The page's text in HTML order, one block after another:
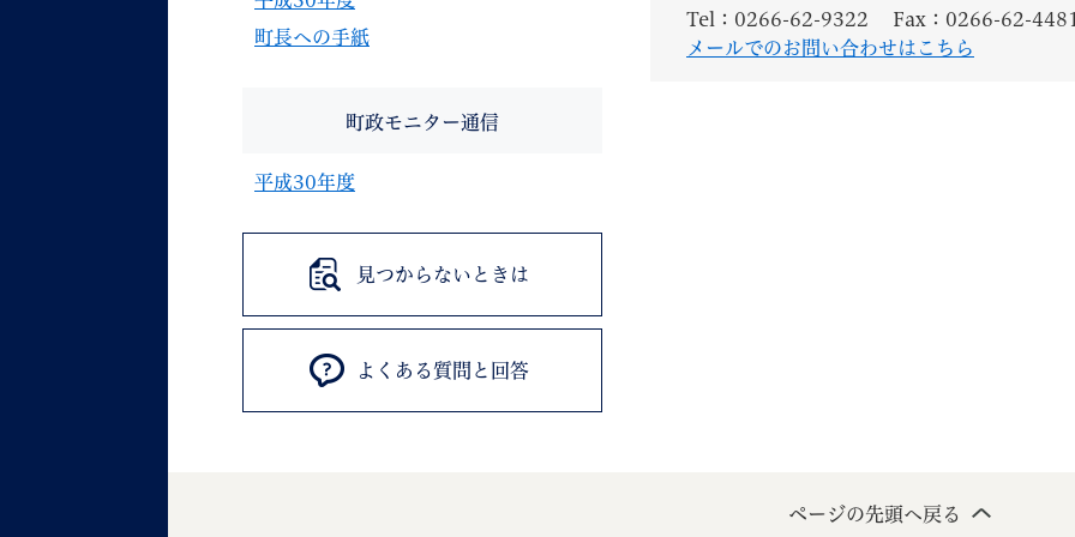
Tel：0266-62-9322
Fax：0266-62-
メールでのお問い合わせはこちら
町長への手紙
町政モニター通信
平成30年度
見つからないときは
よくある質問と回答
ページの先頭へ戻る